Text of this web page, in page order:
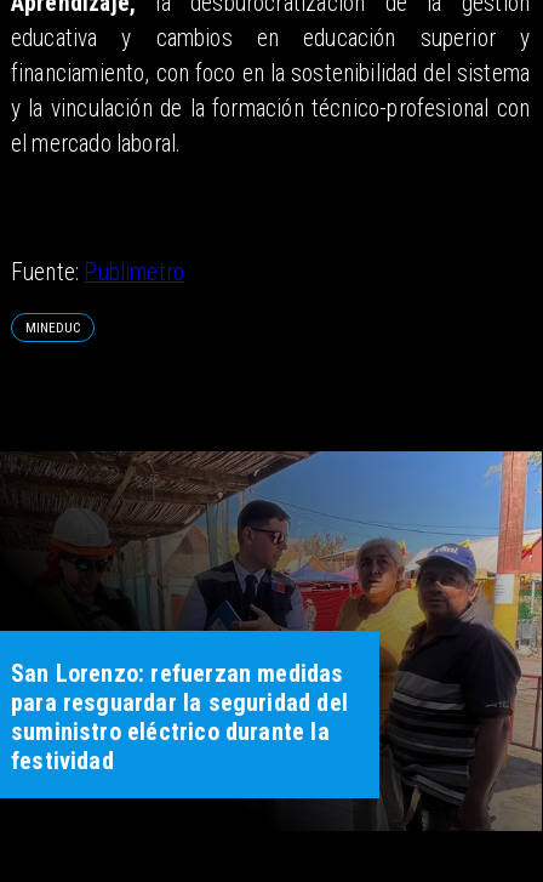
educativa y cambios en educación superior y
financiamiento, con foco en la sostenibilidad del sistema
y la vinculación de la formación técnico-profesional con
el mercado laboral.
Fuente: Publimetro
MINEDUC
San Lorenzo: refuerzan medidas
para resguardar la seguridad del
suministro eléctrico durante la
festividad